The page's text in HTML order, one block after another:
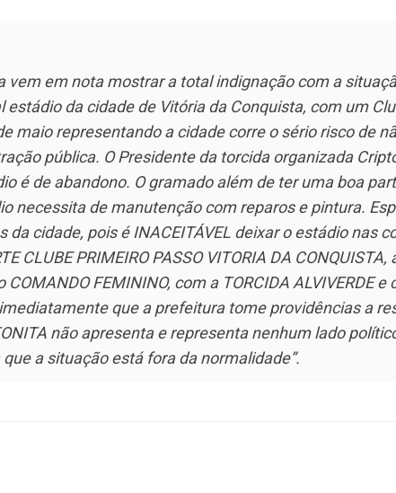
vem em nota mostrar a total indignação com a
da cidade de Vitória da Conquista, com um
maio representando a cidade corre o sério risco de
pública. O Presidente da torcida organizada
é de abandono. O gramado além de ter uma boa
necessita de manutenção com reparos e pintura.
cidade, pois é INACEITÁVEL deixar o estádio nas
CLUBE PRIMEIRO PASSO VITORIA DA CONQUISTA,
FEMININO, com a TORCIDA ALVIVERDE e
que a prefeitura tome providências a
não apresenta e representa nenhum lado
a situação está fora da normalidade”.